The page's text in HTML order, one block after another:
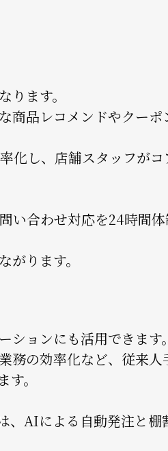
ます。
商品レコメンドやクーポ
化し、店舗スタッフが
い合わせ対応を24時間
ります。
ョンにも活用できます。
務の効率化など、従来
。
、AIによる自動発注と